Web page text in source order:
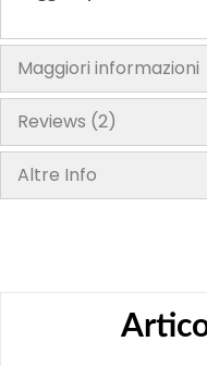
Maggiori informazioni
Reviews 2
Altre Info